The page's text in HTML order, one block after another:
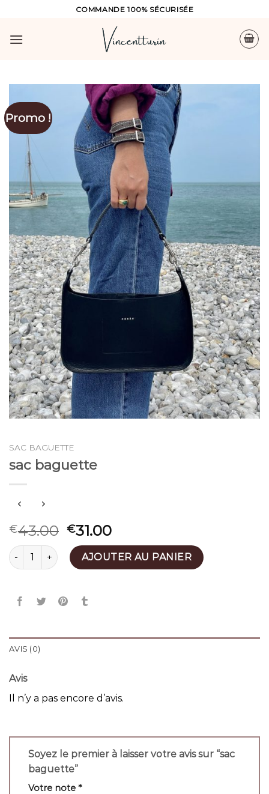
content
COMMANDE 100% SÉCURISÉE
Promo !
SAC BAGUETTE
sac baguette
€43.00 €31.00
quantité de sac baguetteAJOUTER AU PANIER
AVIS (0)
Avis
Il n’y a pas encore d’avis.
Soyez le premier à laisser votre avis sur “sac
baguette”
Votre note *